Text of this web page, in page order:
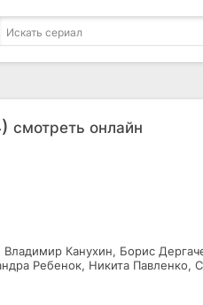
смотреть онлайн
Канухин, Борис
Ребенок, Никита Павленко,